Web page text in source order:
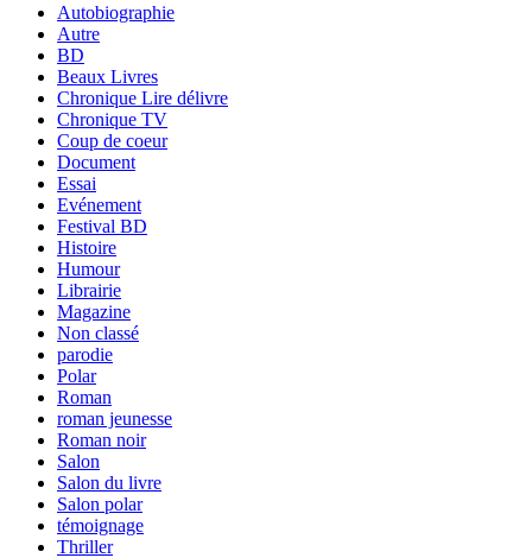
Autobiographie
Autre
BD
Beaux Livres
Chronique Lire délivre
Chronique TV
Coup de coeur
Document
Essai
Evénement
Festival BD
Histoire
Humour
Librairie
Magazine
Non classé
parodie
Polar
Roman
roman jeunesse
Roman noir
Salon
Salon du livre
Salon polar
témoignage
Thriller